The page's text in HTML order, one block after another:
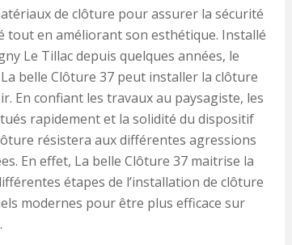
de clôture pour assurer la sécurité
en améliorant son esthétique. Installé
Le Tillac depuis quelques années, le
belle Clôture 37 peut installer la clôture
En confiant les travaux au paysagiste, les
rapidement et la solidité du dispositif
résistera aux différentes agressions
En effet, La belle Clôture 37 maitrise la
étapes de l’installation de clôture
modernes pour être plus efficace sur